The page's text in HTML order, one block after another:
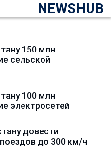
NEWSHUB
150 млн
сельской
100 млн
электросетей
довести
до 300 км/ч